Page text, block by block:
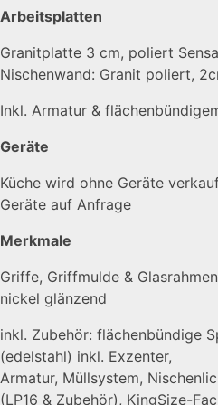
Arbeitsplatten
Granitplatte 3 cm, poliert
Nischenwand: Granit poliert,
Inkl. Armatur &
Geräte
Küche wird ohne Geräte
Geräte auf Anfrage
Merkmale
Griffe, Griffmulde &
nickel glänzend
inkl. Zubehör: flächenbündige
(edelstahl) inkl. Exzenter,
Armatur, Müllsystem,
(LP16 & Zubehör), KingSize-